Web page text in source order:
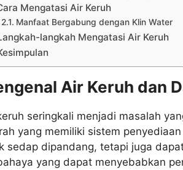
Mengatasi Air Keruh
Manfaat Bergabung dengan Klin Water
langkah Mengatasi Air Keruh
Air Keruh dan
seringkali menjadi masalah
yang memiliki sistem
sedap dipandang, tetapi juga
yang dapat menyebabkan